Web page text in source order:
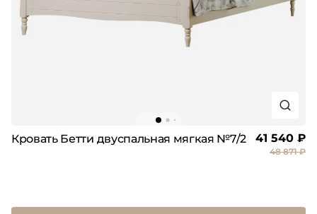
Кровать Бетти двуспальная мягкая №7/2 41 540 ₽
48 871 ₽